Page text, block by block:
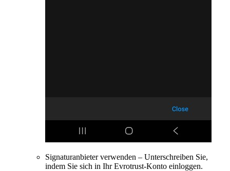
Signaturanbieter verwenden – Unterschreiben Sie,
indem Sie sich in Ihr Evrotrust-Konto einloggen.